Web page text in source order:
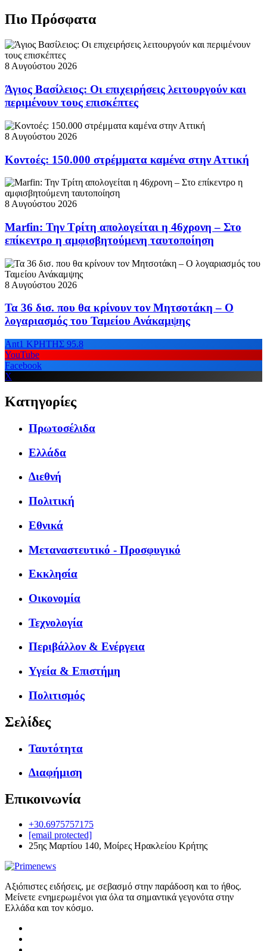
Πιο Πρόσφατα
8 Αυγούστου 2026
Άγιος Βασίλειος: Οι επιχειρήσεις λειτουργούν και
περιμένουν τους επισκέπτες
8 Αυγούστου 2026
Κοντοές: 150.000 στρέμματα καμένα στην Αττική
8 Αυγούστου 2026
Marfin: Την Τρίτη απολογείται η 46χρονη – Στο
επίκεντρο η αμφισβητούμενη ταυτοποίηση
8 Αυγούστου 2026
Τα 36 δισ. που θα κρίνουν τον Μητσοτάκη – Ο
λογαριασμός του Ταμείου Ανάκαμψης
Ant1 ΚΡΗΤΗΣ 95.8
YouTube
Facebook
X
Κατηγορίες
Πρωτοσέλιδα
Ελλάδα
Διεθνή
Πολιτική
Εθνικά
Μεταναστευτικό - Προσφυγικό
Εκκλησία
Οικονομία
Τεχνολογία
Περιβάλλον & Ενέργεια
Υγεία & Επιστήμη
Πολιτισμός
Σελίδες
Ταυτότητα
Διαφήμιση
Επικοινωνία
+30.6975757175
[email protected]
25ης Μαρτίου 140, Μοίρες Ηρακλείου Κρήτης
Αξιόπιστες ειδήσεις, με σεβασμό στην παράδοση και το ήθος.
Μείνετε ενημερωμένοι για όλα τα σημαντικά γεγονότα στην
Ελλάδα και τον κόσμο.